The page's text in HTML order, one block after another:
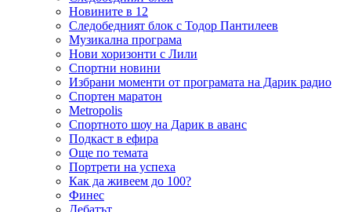
Новините в 12
Следобедният блок с Тодор Пантилеев
Музикална програма
Нови хоризонти с Лили
Спортни новини
Избрани моменти от програмата на Дарик радио
Спортен маратон
Metropolis
Спортното шоу на Дарик в аванс
Подкаст в ефира
Още по темата
Портрети на успеха
Как да живеем до 100?
Финес
Дебатът